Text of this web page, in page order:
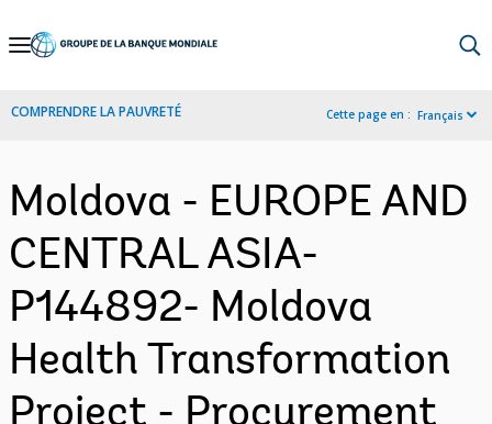
Skip
Navigation
COMPRENDRE LA PAUVRETÉ Cette page en : Français
Moldova - EUROPE AND
CENTRAL ASIA-
P144892- Moldova
Health Transformation
Project - Procurement